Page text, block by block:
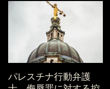
パレスチナ行動弁護